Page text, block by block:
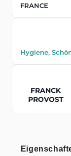
FRANCE
Hygiene,
FRANCK
PROVOST